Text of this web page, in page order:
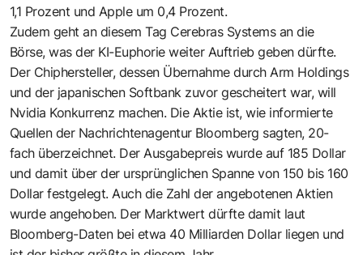
1,1 Prozent und Apple um 0,4 Prozent.
Zudem geht an diesem Tag Cerebras Systems an die
Börse, was der KI-Euphorie weiter Auftrieb geben dürfte.
Der Chiphersteller, dessen Übernahme durch Arm Holdings
und der japanischen Softbank zuvor gescheitert war, will
Nvidia Konkurrenz machen. Die Aktie ist, wie informierte
Quellen der Nachrichtenagentur Bloomberg sagten, 20-
fach überzeichnet. Der Ausgabepreis wurde auf 185 Dollar
und damit über der ursprünglichen Spanne von 150 bis 160
Dollar festgelegt. Auch die Zahl der angebotenen Aktien
wurde angehoben. Der Marktwert dürfte damit laut
Bloomberg-Daten bei etwa 40 Milliarden Dollar liegen und